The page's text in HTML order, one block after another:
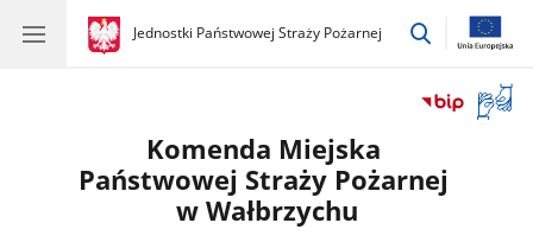
gov.pl
Jednostki Państwowej Straży Pożarnej
gov.pl
Jednostki
przejdź
okno
Komenda Miejska
Państwowej Straży Pożarnej
w Wałbrzychu